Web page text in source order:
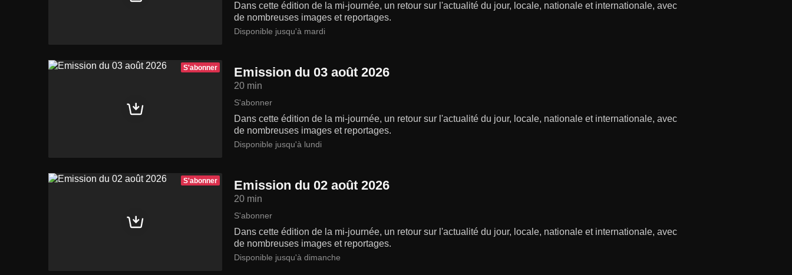
Dans cette édition de la mi-journée, un retour sur l'actualité du jour, locale, nationale et internationale, avec
de nombreuses images et reportages.
Disponible jusqu'à mardi
S'abonner Emission du 03 août 2026
20 min
S'abonner
Dans cette édition de la mi-journée, un retour sur l'actualité du jour, locale, nationale et internationale, avec
de nombreuses images et reportages.
Disponible jusqu'à lundi
S'abonner Emission du 02 août 2026
20 min
S'abonner
Dans cette édition de la mi-journée, un retour sur l'actualité du jour, locale, nationale et internationale, avec
de nombreuses images et reportages.
Disponible jusqu'à dimanche